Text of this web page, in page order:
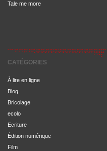
Tale me more
CATÉGORIES
À lire en ligne
Blog
Bricolage
ecolo
Ecriture
Édition numérique
Film